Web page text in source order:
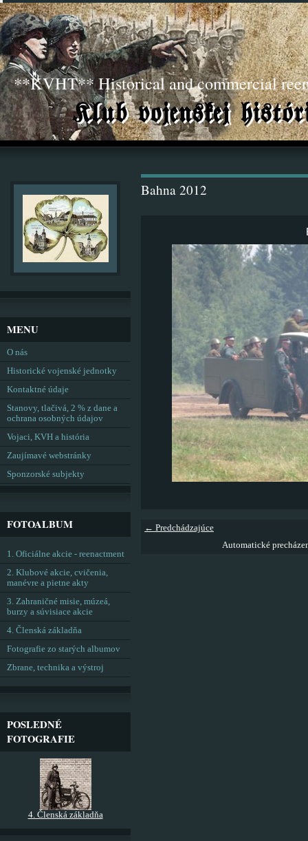
**KVHT** Historical and commercial
Bahna 2012
← Predchádzajúce
Automatické
MENU
O nás
Historické vojenské jednotky
Kontaktné údaje
Stanovy, tlačivá, 2 % z dane a
ochrana osobných údajov
Vojaci, KVH a história
Zaujímavé webstránky
Sponzorské subjekty
FOTOALBUM
1. Oficiálne akcie - reenactment
2. Klubové akcie, cvičenia,
manévre a pietne akty
3. Zahraničné misie, múzeá,
burzy a súvisiace akcie
4. Členská základňa
Fotografie zo starých albumov
Zbrane, technika a výstroj
POSLEDNÉ
FOTOGRAFIE
4. Členská základňa